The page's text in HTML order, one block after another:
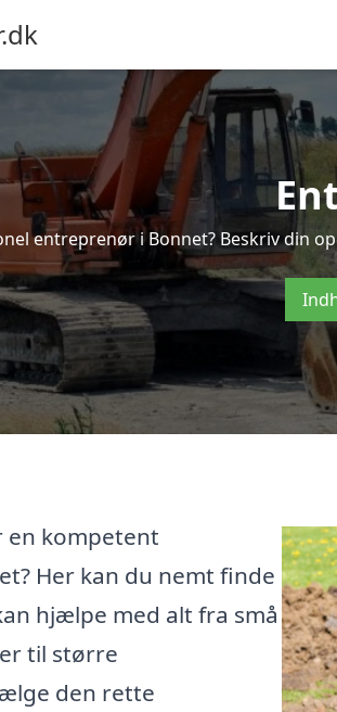
entreprenør i Bonnet? Beskriv din
en kompetent
Her kan du nemt finde
hjælpe med alt fra små
til større
den rette